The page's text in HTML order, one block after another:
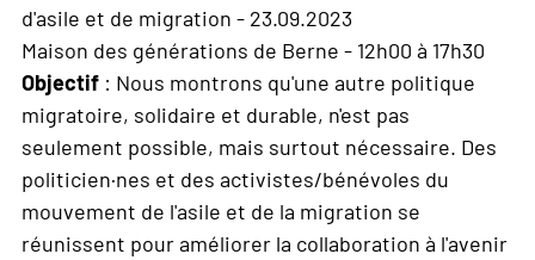
d'asile et de migration - 23.09.2023
Maison des générations de Berne - 12h00 à 17h30
Objectif : Nous montrons qu'une autre politique
migratoire, solidaire et durable, n'est pas
seulement possible, mais surtout nécessaire. Des
politicien·nes et des activistes/bénévoles du
mouvement de l'asile et de la migration se
réunissent pour améliorer la collaboration à l'avenir